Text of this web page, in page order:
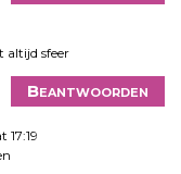
altijd sfeer
Beantwoorden
17:19